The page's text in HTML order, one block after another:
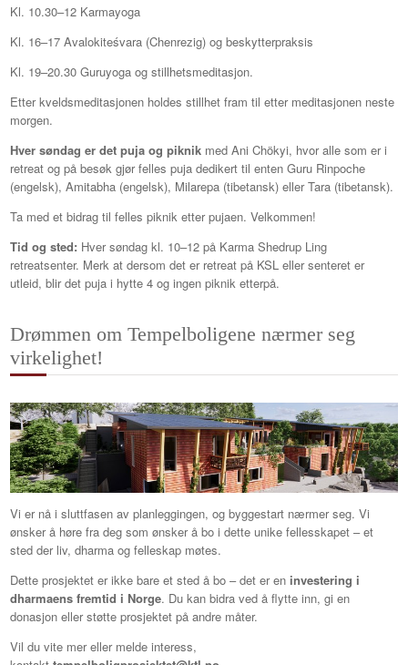
Kl. 10.30–12 Karmayoga
Kl. 16–17 Avalokiteśvara (Chenrezig) og beskytterpraksis
Kl. 19–20.30 Guruyoga og stillhetsmeditasjon.
Etter kveldsmeditasjonen holdes stillhet fram til etter meditasjonen neste
morgen.
Hver søndag er det puja og piknik med Ani Chökyi, hvor alle som er i
retreat og på besøk gjør felles puja dedikert til enten Guru Rinpoche
(engelsk), Amitabha (engelsk), Milarepa (tibetansk) eller Tara (tibetansk).
Ta med et bidrag til felles piknik etter pujaen. Velkommen!
Tid og sted: Hver søndag kl. 10–12 på Karma Shedrup Ling
retreatsenter. Merk at dersom det er retreat på KSL eller senteret er
utleid, blir det puja i hytte 4 og ingen piknik etterpå.
Drømmen om Tempelboligene nærmer seg
virkelighet!
Vi er nå i sluttfasen av planleggingen, og byggestart nærmer seg. Vi
ønsker å høre fra deg som ønsker å bo i dette unike fellesskapet – et
sted der liv, dharma og felleskap møtes.
Dette prosjektet er ikke bare et sted å bo – det er en investering i
dharmaens fremtid i Norge. Du kan bidra ved å flytte inn, gi en
donasjon eller støtte prosjektet på andre måter.
Vil du vite mer eller melde interess,